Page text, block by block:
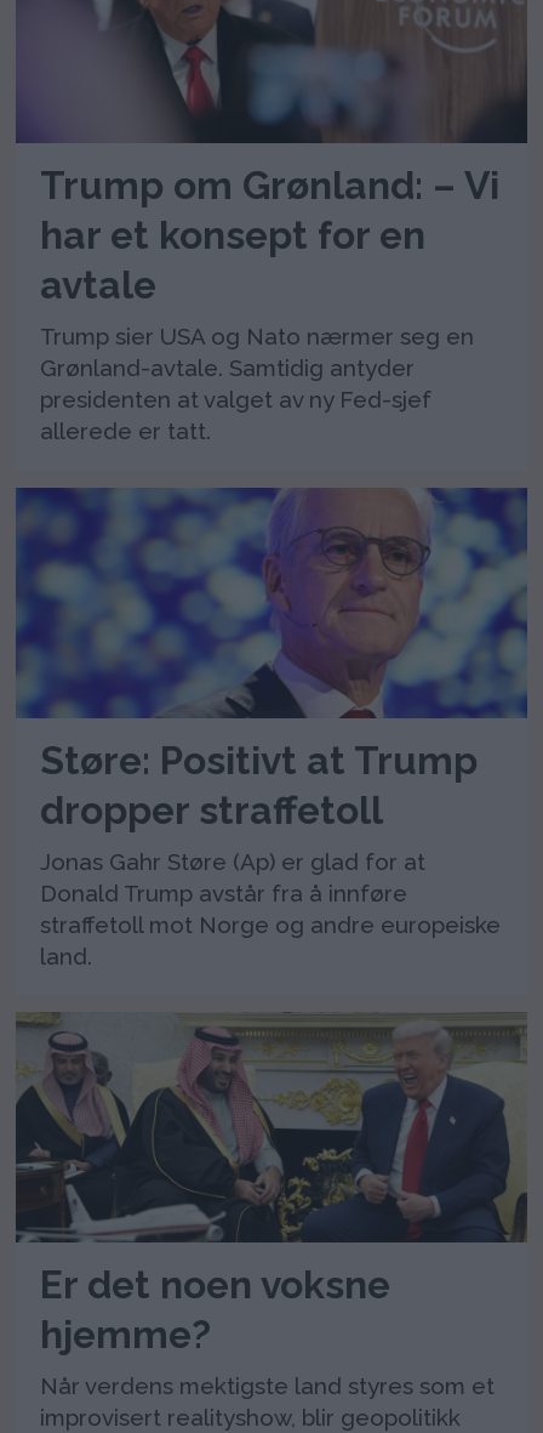
Trump om Grønland: – Vi
har et konsept for en
avtale
Trump sier USA og Nato nærmer seg en
Grønland-avtale. Samtidig antyder
presidenten at valget av ny Fed-sjef
allerede er tatt.
Støre: Positivt at Trump
dropper straffetoll
Jonas Gahr Støre (Ap) er glad for at
Donald Trump avstår fra å innføre
straffetoll mot Norge og andre europeiske
land.
Er det noen voksne
hjemme?
Når verdens mektigste land styres som et
improvisert realityshow, blir geopolitikk